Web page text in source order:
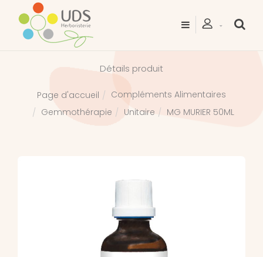
Détails produit
Page d'accueil
Compléments Alimentaires
Gemmothérapie
Unitaire MG MURIER 50ML